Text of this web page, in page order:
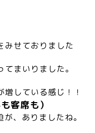
みせておりました
まいりました。
している感じ！！
客席も）
、ありましたね。